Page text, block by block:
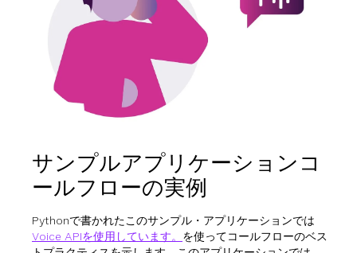
サンプルアプリケーションコ
ールフローの実例
Pythonで書かれたこのサンプル・アプリケーションでは
Voice APIを使用しています。 を使ってコールフローのベス